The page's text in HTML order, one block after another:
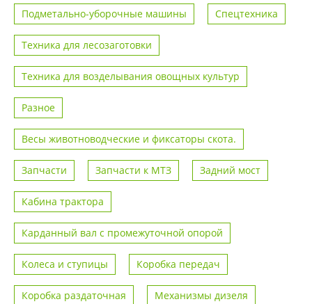
Подметально-уборочные машины Спецтехника
Техника для лесозаготовки
Техника для возделывания овощных культур
Разное
Весы животноводческие и фиксаторы скота.
Запчасти Запчасти к МТЗ Задний мост
Кабина трактора
Карданный вал с промежуточной опорой
Колеса и ступицы Коробка передач
Коробка раздаточная Механизмы дизеля